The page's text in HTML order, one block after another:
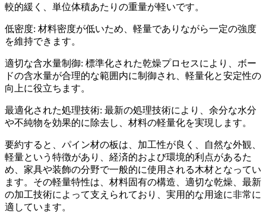
較的緩く、単位体積あたりの重量が軽いです。
低密度: 材料密度が低いため、軽量でありながら一定の強度
を維持できます。
適切な含水量制御: 標準化された乾燥プロセスにより、ボー
ドの含水量が合理的な範囲内に制御され、軽量化と安定性の
向上に役立ちます。
最適化された処理技術: 最新の処理技術により、余分な水分
や不純物を効果的に除去し、材料の軽量化を実現します。
要約すると、パイン材の板は、加工性が良く、自然な外観、
軽量という特徴があり、経済的および環境的利点があるた
め、家具や装飾の分野で一般的に使用される木材となってい
ます。その軽量特性は、材料固有の構造、適切な乾燥、最新
の加工技術によって支えられており、実用的な用途に非常に
適しています。